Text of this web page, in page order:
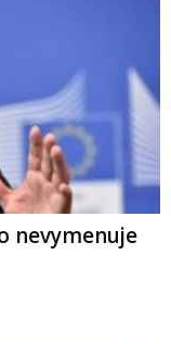
nevymenuje